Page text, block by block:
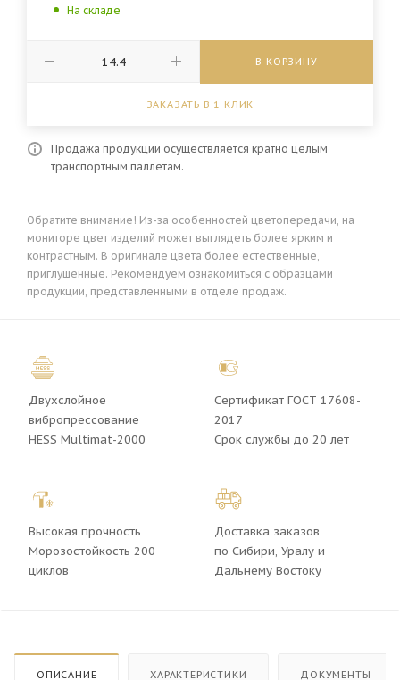
На складе
В КОРЗИНУ
ЗАКАЗАТЬ В 1 КЛИК
Продажа продукции осуществляется кратно целым
транспортным паллетам.
Обратите внимание! Из-за особенностей цветопередачи, на
мониторе цвет изделий может выглядеть более ярким и
контрастным. В оригинале цвета более естественные,
приглушенные. Рекомендуем ознакомиться с образцами
продукции, представленными в отделе продаж.
Двухслойное
вибропрессование
HESS Multimat-2000
Сертификат ГОСТ 17608-
2017
Срок службы до 20 лет
Высокая прочность
Морозостойкость 200
циклов
Доставка заказов
по Сибири, Уралу и
Дальнему Востоку
ОПИСАНИЕ ХАРАКТЕРИСТИКИ ДОКУМЕНТЫ